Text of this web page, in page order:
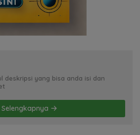
deskripsi yang bisa anda isi dan
Selengkapnya